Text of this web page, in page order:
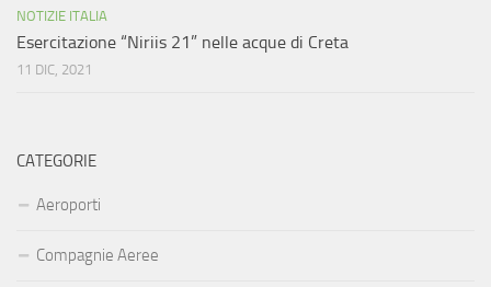
NOTIZIE ITALIA
Esercitazione “Niriis 21” nelle acque di Creta
11 DIC, 2021
CATEGORIE
Aeroporti
Compagnie Aeree